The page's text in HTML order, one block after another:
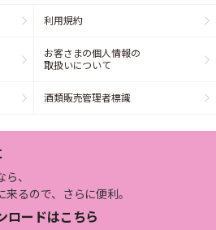
利用規約
お客さまの個人情報の
取扱いについて
酒類販売管理者標識
、
るので、さらに便利。
ロードはこちら